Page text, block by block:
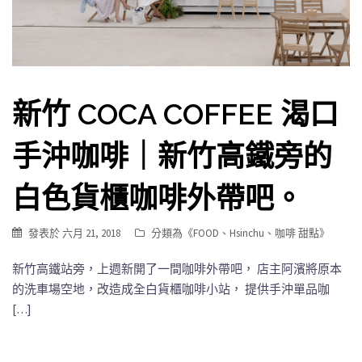
新竹 COCA COFFEE 渴口
手沖咖啡｜新竹高鐵旁的
白色貨櫃咖啡外帶吧。
發表於六月 21, 2018 分類為《FOOD 、 Hsinchu 、 咖啡 甜點》
新竹高鐵站旁，上週新開了一間咖啡外帶吧， 店主阿濱將原本
的洗車場空地，改造成全白貨櫃咖啡小站， 提供手沖單品咖
[…]